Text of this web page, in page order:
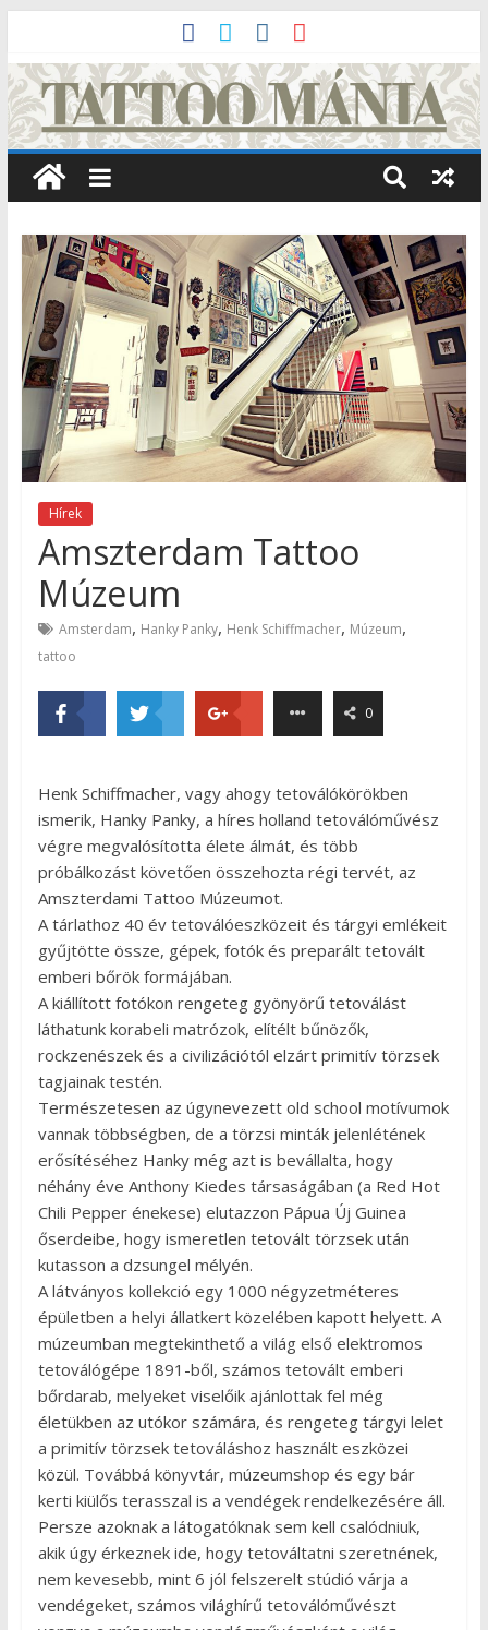
Hírek
Amszterdam Tattoo
Múzeum
Amsterdam, Hanky Panky, Henk Schiffmacher, Múzeum,
tattoo
0
Henk Schiffmacher, vagy ahogy tetoválókörökben
ismerik, Hanky Panky, a híres holland tetoválóművész
végre megvalósította élete álmát, és több
próbálkozást követően összehozta régi tervét, az
Amszterdami Tattoo Múzeumot.
A tárlathoz 40 év tetoválóeszközeit és tárgyi emlékeit
gyűjtötte össze, gépek, fotók és preparált tetovált
emberi bőrök formájában.
A kiállított fotókon rengeteg gyönyörű tetoválást
láthatunk korabeli matrózok, elítélt bűnözők,
rockzenészek és a civilizációtól elzárt primitív törzsek
tagjainak testén.
Természetesen az úgynevezett old school motívumok
vannak többségben, de a törzsi minták jelenlétének
erősítéséhez Hanky még azt is bevállalta, hogy
néhány éve Anthony Kiedes társaságában (a Red Hot
Chili Pepper énekese) elutazzon Pápua Új Guinea
őserdeibe, hogy ismeretlen tetovált törzsek után
kutasson a dzsungel mélyén.
A látványos kollekció egy 1000 négyzetméteres
épületben a helyi állatkert közelében kapott helyett. A
múzeumban megtekinthető a világ első elektromos
tetoválógépe 1891-ből, számos tetovált emberi
bőrdarab, melyeket viselőik ajánlottak fel még
életükben az utókor számára, és rengeteg tárgyi lelet
a primitív törzsek tetováláshoz használt eszközei
közül. Továbbá könyvtár, múzeumshop és egy bár
kerti kiülős terasszal is a vendégek rendelkezésére áll.
Persze azoknak a látogatóknak sem kell csalódniuk,
akik úgy érkeznek ide, hogy tetováltatni szeretnének,
nem kevesebb, mint 6 jól felszerelt stúdió várja a
vendégeket, számos világhírű tetoválóművészt